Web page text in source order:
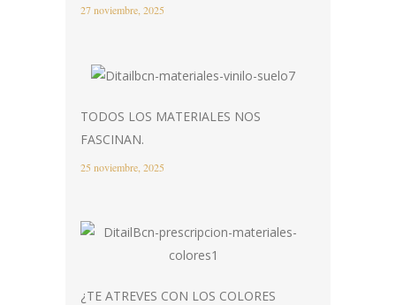
27 noviembre, 2025
TODOS LOS MATERIALES NOS
FASCINAN.
25 noviembre, 2025
¿TE ATREVES CON LOS COLORES